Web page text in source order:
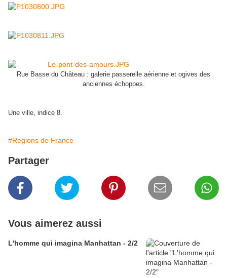
Rue Basse du Château : galerie passerelle aérienne et ogives des
anciennes échoppes.
Une ville, indice 8.
#Régions de France
Partager
Vous aimerez aussi
L'homme qui imagina Manhattan - 2/2